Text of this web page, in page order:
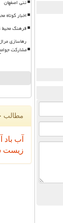
تنی اصفهان
اخبار کوتاه
فرهنگ محیط
رهاسازی
مشارکت
مطالب
آب باد
زیست